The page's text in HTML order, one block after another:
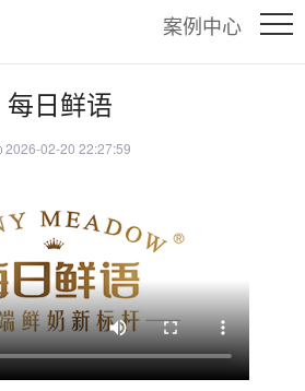
案例中心
每日鲜语
2026-02-20 22:27:59